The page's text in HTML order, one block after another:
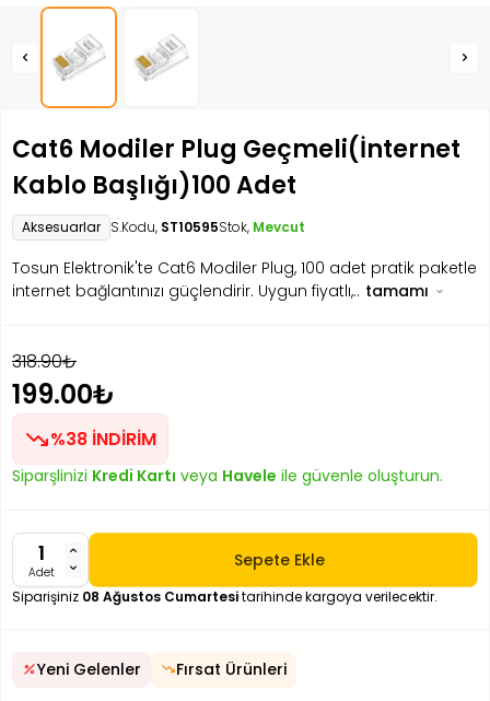
Cat6 Modiler Plug Geçmeli(İnternet
Kablo Başlığı)100 Adet
Aksesuarlar S.Kodu, ST10595Stok, Mevcut
Tosun Elektronik'te Cat6 Modiler Plug, 100 adet pratik paketle
internet bağlantınızı güçlendirir. Uygun fiyatlı,.. tamamı
318.90₺
199.00₺
%38 İNDİRİM
Siparşlinizi Kredi Kartı veya Havele ile güvenle oluşturun.
Adet
Sepete Ekle
Siparişiniz 08 Ağustos Cumartesitarihinde kargoya verilecektir.
Yeni Gelenler Fırsat Ürünleri